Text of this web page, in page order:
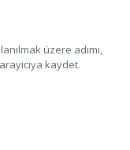
üzere adımı,
kaydet.